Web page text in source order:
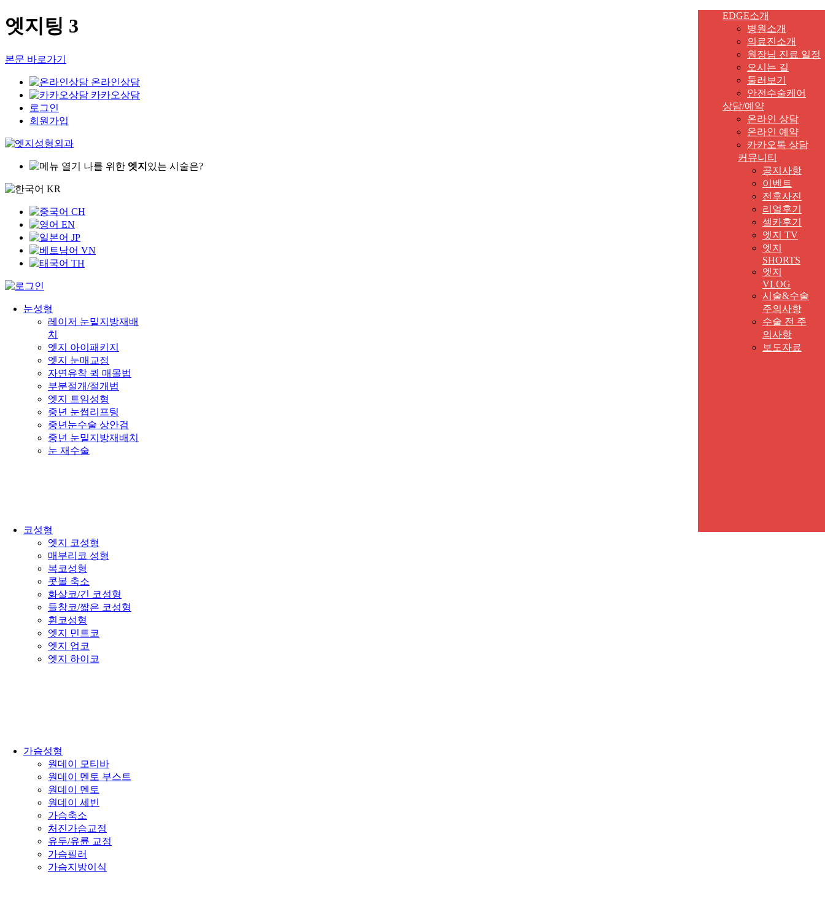
엣지팅 3
본문 바로가기
온라인상담
카카오상담
로그인
회원가입
나를 위한 엣지 있는 시술은?
KR
CH
EN
JP
VN
TH
눈성형
레이저 눈밑지방재배
치
엣지 아이패키지
엣지 눈매교정
자연유착 퀵 매몰법
부분절개/절개법
엣지 트임성형
중년 눈썹리프팅
중년눈수술 상안검
중년 눈밑지방재배치
눈 재수술
코성형
엣지 코성형
매부리코 성형
복코성형
콧볼 축소
화살코/긴 코성형
들창코/짧은 코성형
휜코성형
엣지 민트코
엣지 업코
엣지 하이코
가슴성형
원데이 모티바
원데이 멘토 부스트
원데이 멘토
원데이 세빈
가슴축소
처진가슴교정
유두/유륜 교정
가슴필러
가슴지방이식
EDGE소개
병원소개
의료진소개
원장님 진료 일정
오시는 길
둘러보기
안전수술케어
상담/예약
온라인 상담
온라인 예약
카카오톡 상담
커뮤니티
공지사항
이벤트
전후사진
리얼후기
셀카후기
엣지 TV
엣지
SHORTS
엣지
VLOG
시술&수술
주의사항
수술 전 주
의사항
보도자료